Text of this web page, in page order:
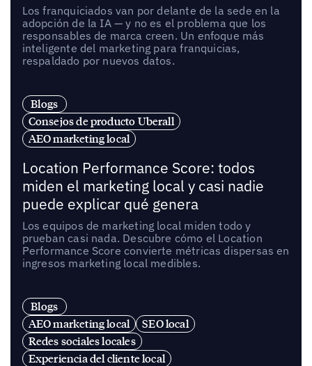
Los franquiciados van por delante de la sede en la
adopción de la IA — y no es el problema que los
responsables de marca creen. Un enfoque más
inteligente del marketing para franquicias,
respaldado por nuevos datos.
Blogs
Consejos de producto Uberall
AEO marketing local
Location Performance Score: todos
miden el marketing local y casi nadie
puede explicar qué genera
Los equipos de marketing local miden todo y
prueban casi nada. Descubre cómo el Location
Performance Score convierte métricas dispersas en
ingresos marketing local medibles.
Blogs
AEO marketing local
SEO local
Redes sociales locales
Experiencia del cliente local